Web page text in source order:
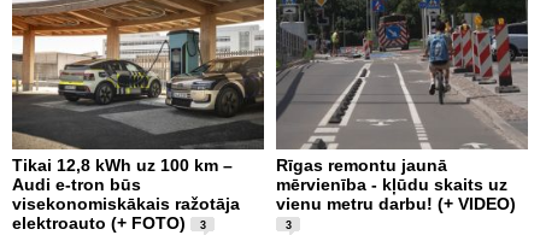
Tikai 12,8 kWh uz 100 km –
Audi e-tron būs
visekonomiskākais ražotāja
elektroauto (+ FOTO)
3
Rīgas remontu jaunā
mērvienība - kļūdu skaits uz
vienu metru darbu! (+ VIDEO)
3